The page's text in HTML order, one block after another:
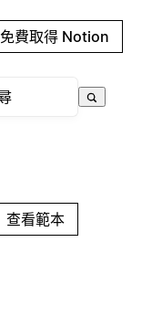
免費取得 Notion
查看範本